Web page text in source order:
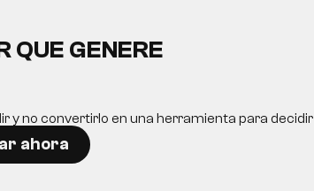
QUE GENERE
y no convertirlo en una herramienta para decidir
ahora